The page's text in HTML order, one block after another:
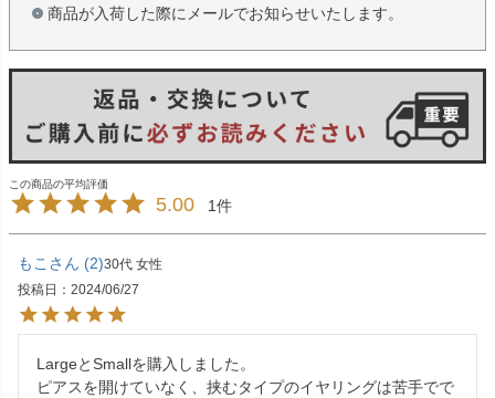
商品が入荷した際にメールでお知らせいたします。
5.00 1
もこ 2 30代 女性
投稿日
2024/06/27
LargeとSmallを購入しました。
ピアスを開けていなく、挟むタイプのイヤリングは苦手でで